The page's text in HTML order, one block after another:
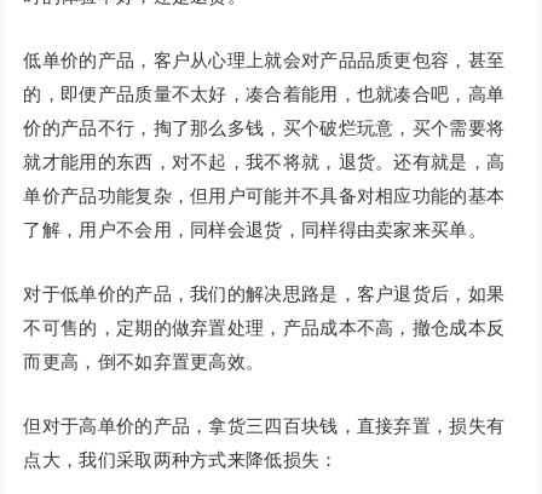
低单价的产品，客户从心理上就会对产品品质更包容，甚至
的，即便产品质量不太好，凑合着能用，也就凑合吧，高单
价的产品不行，掏了那么多钱，买个破烂玩意，买个需要将
就才能用的东西，对不起，我不将就，退货。还有就是，高
单价产品功能复杂，但用户可能并不具备对相应功能的基本
了解，用户不会用，同样会退货，同样得由卖家来买单。
对于低单价的产品，我们的解决思路是，客户退货后，如果
不可售的，定期的做弃置处理，产品成本不高，撤仓成本反
而更高，倒不如弃置更高效。
但对于高单价的产品，拿货三四百块钱，直接弃置，损失有
点大，我们采取两种方式来降低损失：